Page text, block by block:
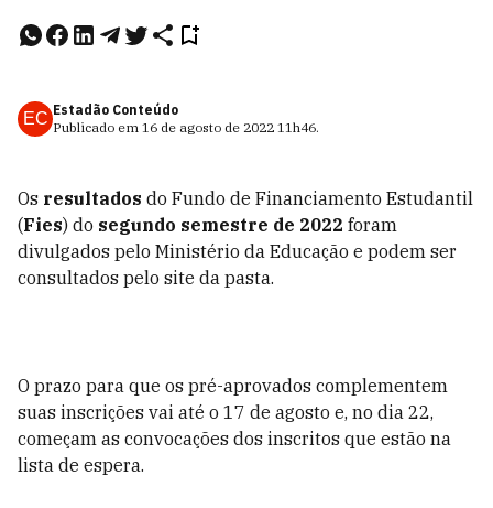
EC Estadão Conteúdo
Publicado em 16 de agosto de 2022 11h46.
Os resultados do Fundo de Financiamento Estudantil
(Fies) do segundo semestre de 2022 foram
divulgados pelo Ministério da Educação e podem ser
consultados pelo site da pasta.
O prazo para que os pré-aprovados complementem
suas inscrições vai até o 17 de agosto e, no dia 22,
começam as convocações dos inscritos que estão na
lista de espera.